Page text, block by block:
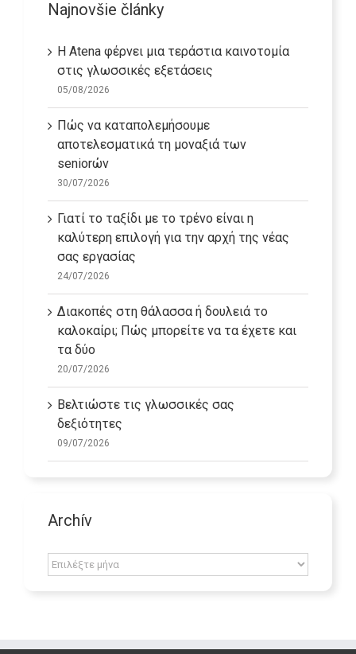
Najnovšie články
Η Atena φέρνει μια τεράστια καινοτομία
στις γλωσσικές εξετάσεις
Πώς να καταπολεμήσουμε
αποτελεσματικά τη μοναξιά των
Γιατί το ταξίδι με το τρένο είναι η
καλύτερη επιλογή για την αρχή της νέας
σας εργασίας
Διακοπές στη θάλασσα ή δουλειά το
καλοκαίρι; Πώς μπορείτε να τα έχετε και
Βελτιώστε τις γλωσσικές σας
δεξιότητες
Archív
Archív